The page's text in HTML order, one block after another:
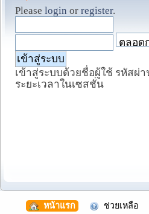
Please login or register.
เข้าสู่ระบบด้วยชื่อผู้ใช้ รหัสผ่า
ระยะเวลาในเซสชั่น
หน้าแรก ช่วยเหลือ